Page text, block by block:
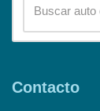
Contacto